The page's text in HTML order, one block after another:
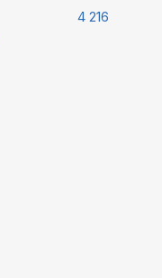
4 216